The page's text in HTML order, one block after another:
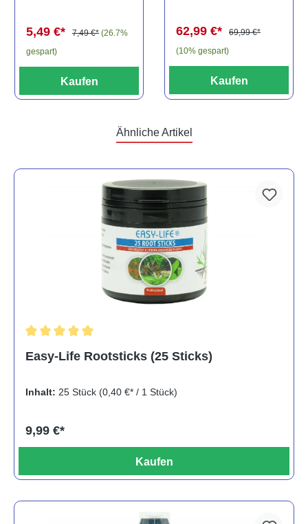
5,49 €* 7,49 €* (26.7%
gespart)
Kaufen
62,99 €*
69,99 €*
(10% gespart)
Kaufen
Ähnliche Artikel
Easy-Life Rootsticks (25 Sticks)
Inhalt: 25 Stück (0,40 €* / 1 Stück)
9,99 €*
Kaufen